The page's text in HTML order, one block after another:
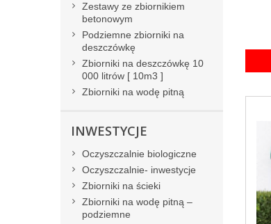
Zestawy ze zbiornikiem
betonowym
Podziemne zbiorniki na
deszczówkę
Zbiorniki na deszczówkę 10
000 litrów [ 10m3 ]
Zbiorniki na wodę pitną
INWESTYCJE
Oczyszczalnie biologiczne
Oczyszczalnie- inwestycje
Zbiorniki na ścieki
Zbiorniki na wodę pitną –
podziemne